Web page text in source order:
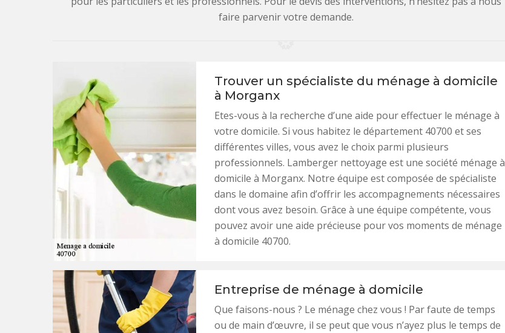
faire parvenir votre demande.
Trouver un spécialiste du ménage à domicile
à Morganx
Etes-vous à la recherche d’une aide pour effectuer le ménage à
votre domicile. Si vous habitez le département 40700 et ses
différentes villes, vous avez le choix parmi plusieurs
professionnels. Lamberger nettoyage est une société ménage à
domicile à Morganx. Notre équipe est composée de spécialiste
dans le domaine afin d’offrir les accompagnements nécessaires
dont vous avez besoin. Grâce à une équipe compétente, vous
pouvez avoir une aide précieuse pour vos moments de ménage
à domicile 40700.
Entreprise de ménage à domicile
Que faisons-nous ? Le ménage chez vous ! Par faute de temps
ou de main d’œuvre, il se peut que vous n’ayez plus le temps de